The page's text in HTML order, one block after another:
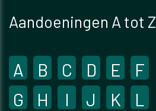
Aandoeningen A tot Z
A B C D E
F
G
H I J K
L